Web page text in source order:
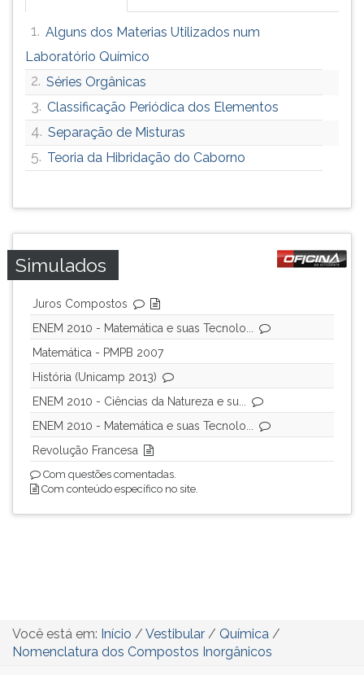
1. Alguns dos Materias Utilizados num
Laboratório Químico
2. Séries Orgânicas
3. Classificação Periódica dos Elementos
4. Separação de Misturas
5. Teoria da Hibridação do Caborno
Simulados
Juros Compostos
ENEM 2010 - Matemática e suas Tecnolo...
Matemática - PMPB 2007
História (Unicamp 2013)
ENEM 2010 - Ciências da Natureza e su...
ENEM 2010 - Matemática e suas Tecnolo...
Revolução Francesa
Com questões comentadas.
Com conteúdo específico no site.
Você está em: Início / Vestibular / Química /
Nomenclatura dos Compostos Inorgânicos